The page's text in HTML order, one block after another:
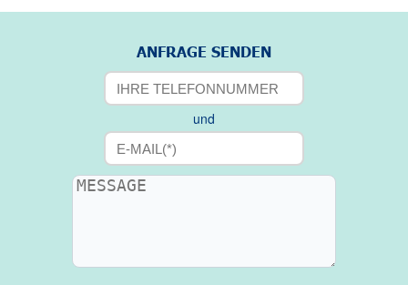
ANFRAGE SENDEN
und